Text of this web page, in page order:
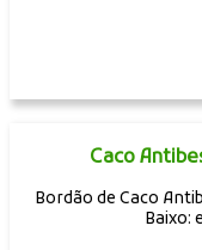
Caco
Bordão de Caco
Baixo: